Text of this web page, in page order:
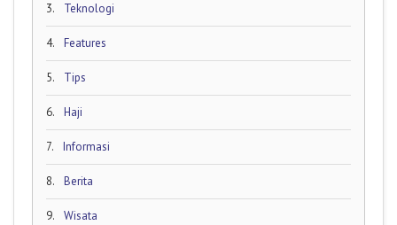
3. Teknologi
4. Features
5. Tips
6. Haji
7. Informasi
8. Berita
9. Wisata